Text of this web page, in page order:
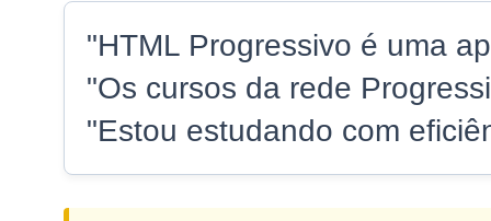
"HTML Progressivo é uma
"Os cursos da rede
"Estou estudando com